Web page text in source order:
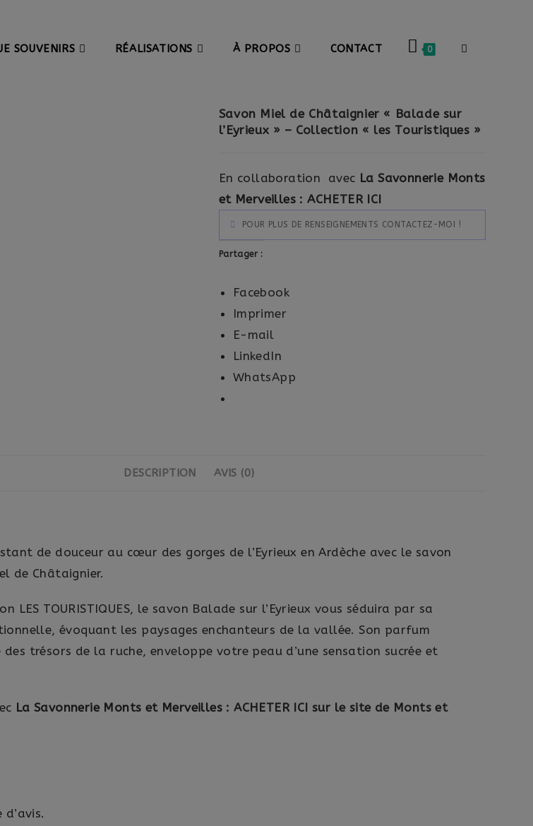
SOUVENIRS RÉALISATIONS À PROPOS CONTACT 0
Savon Miel de Châtaignier « Balade sur
l’Eyrieux » – Collection « les Touristiques »
En collaboration avec La Savonnerie Monts
et Merveilles :ACHETER ICI
POUR PLUS DE RENSEIGNEMENTS CONTACTEZ-MOI !
Partager :
Facebook
Imprimer
E-mail
LinkedIn
WhatsApp
DESCRIPTION AVIS (0)
de douceur au cœur des gorges de l’Eyrieux en Ardèche avec le savon
de Châtaignier.
LES TOURISTIQUES, le savon Balade sur l’Eyrieux vous séduira par sa
évoquant les paysages enchanteurs de la vallée. Son parfum
trésors de la ruche, enveloppe votre peau d’une sensation sucrée et
La Savonnerie Monts et Merveilles :ACHETER ICI sur le site de Monts et
d’avis.